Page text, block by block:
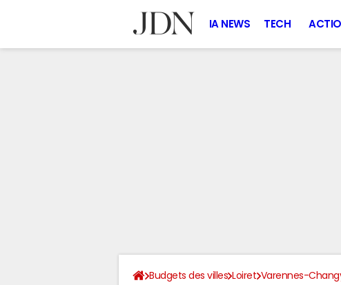
IA NEWS TECH
Budgets des villes Loiret Varennes-